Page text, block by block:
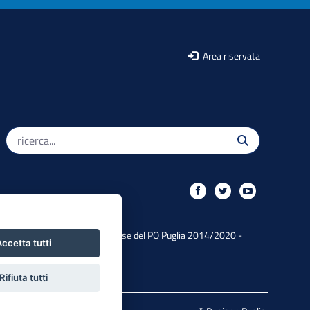
Area riservata
Iniziativa finanziata con risorse del PO Puglia 2014/2020 -
Asse XIIItutti
Rifiuta tutti